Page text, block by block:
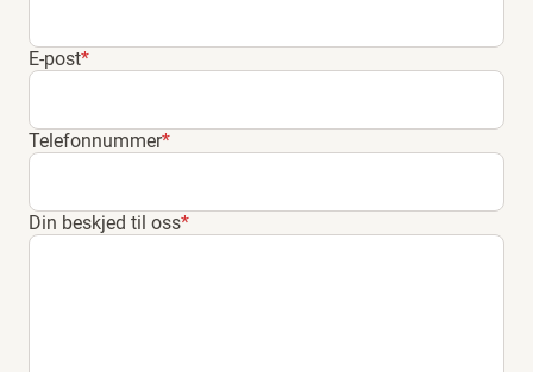
E-post*
Telefonnummer*
Din beskjed til oss*